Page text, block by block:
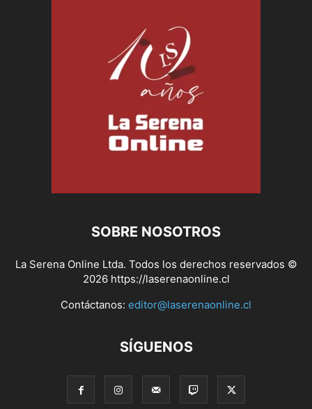
SOBRE NOSOTROS
La Serena Online Ltda. Todos los derechos reservados ©
2026 https://laserenaonline.cl
Contáctanos: editor@laserenaonline.cl
SÍGUENOS